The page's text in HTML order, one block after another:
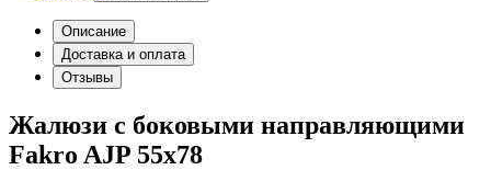
Описание
Доставка и оплата
Отзывы
Жалюзи с боковыми направляющими
Fakro AJP 55х78